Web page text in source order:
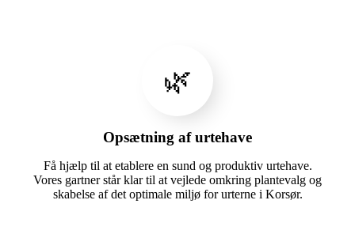
🌿
Opsætning af urtehave
Få hjælp til at etablere en sund og produktiv urtehave.
Vores gartner står klar til at vejlede omkring plantevalg og
skabelse af det optimale miljø for urterne i Korsør.